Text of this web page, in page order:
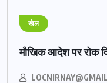
खेल
मौखिक आदेश पर रोक